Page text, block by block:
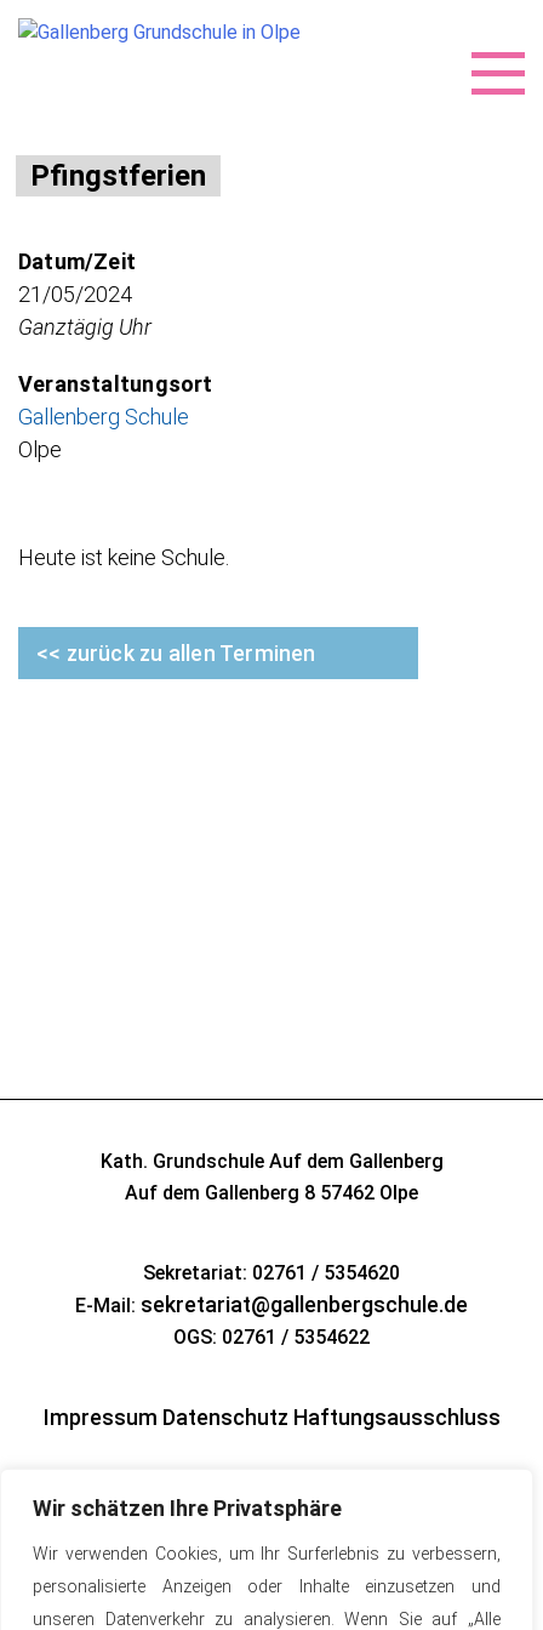
Wir schätzen Ihre Privatsphäre
Wir verwenden Cookies, um Ihr Surferlebnis zu verbessern,
personalisierte Anzeigen oder Inhalte einzusetzen und
unseren Datenverkehr zu analysieren. Wenn Sie auf „Alle
Skip
Pfingstferien
Datum/Zeit
21/05/2024
Ganztägig Uhr
Veranstaltungsort
Gallenberg Schule
Olpe
Heute ist keine Schule.
<< zurück zu allen Terminen
Kath. Grundschule Auf dem Gallenberg
Auf dem Gallenberg 8 57462 Olpe
Sekretariat: 02761 / 5354620
E-Mail: sekretariat@gallenbergschule.de
OGS: 02761 / 5354622
Impressum Datenschutz Haftungsausschluss